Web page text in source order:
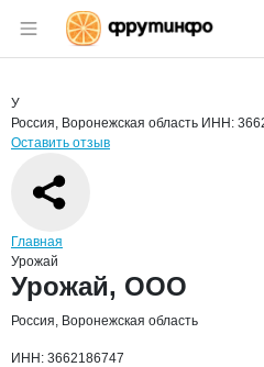
Раздел навигации
Страница
Страница компании
Краткая
У
Россия, Воронежская область ИНН:
Оставить отзыв
Навигация по сайту
Главная
Урожай
Основная
Урожай, ООО
Россия, Воронежская область
ИНН: 3662186747